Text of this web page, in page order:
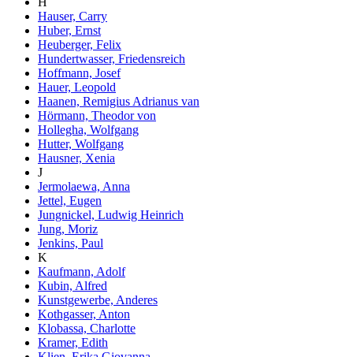
Hauser, Carry
Huber, Ernst
Heuberger, Felix
Hundertwasser, Friedensreich
Hoffmann, Josef
Hauer, Leopold
Haanen, Remigius Adrianus van
Hörmann, Theodor von
Hollegha, Wolfgang
Hutter, Wolfgang
Hausner, Xenia
J
Jermolaewa, Anna
Jettel, Eugen
Jungnickel, Ludwig Heinrich
Jung, Moriz
Jenkins, Paul
K
Kaufmann, Adolf
Kubin, Alfred
Kunstgewerbe, Anderes
Kothgasser, Anton
Klobassa, Charlotte
Kramer, Edith